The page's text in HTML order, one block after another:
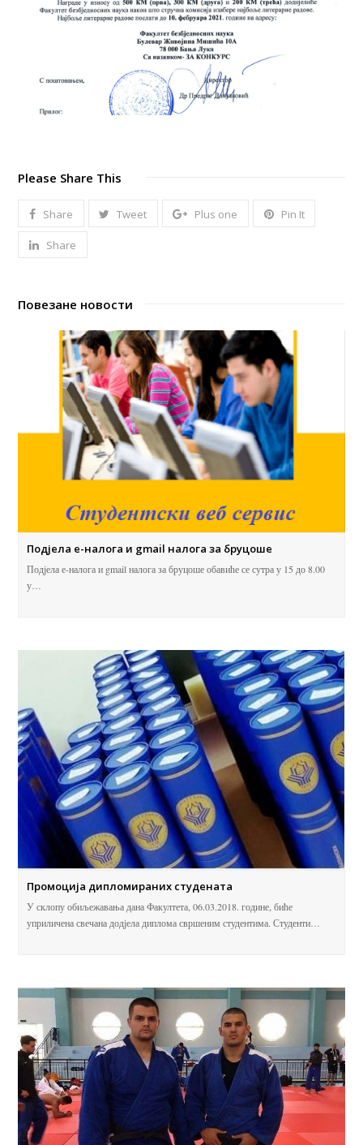
Please Share This
Share Tweet Plus one Pin It
Share
Повезане новости
Подјела е-налога и gmail налога за бруцоше
Подјела е-налога и gmail налога за бруцоше обавиће се сутра у 15 до 8.00
у…
Промоција дипломираних студената
У склопу обиљежавања дана Факултета, 06.03.2018. године, биће
уприличена свечана додјела диплома свршеним студентима. Студенти…